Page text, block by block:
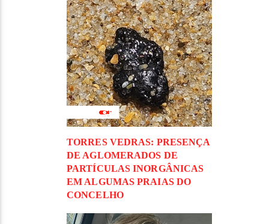
TORRES VEDRAS: PRESENÇA
DE AGLOMERADOS DE
PARTÍCULAS INORGÂNICAS
EM ALGUMAS PRAIAS DO
CONCELHO